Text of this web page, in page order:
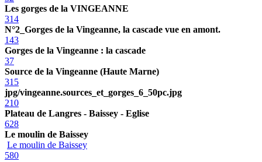
Les gorges de la VINGEANNE
314
N°2_Gorges de la Vingeanne, la cascade vue en amont.
143
Gorges de la Vingeanne : la cascade
37
Source de la Vingeanne (Haute Marne)
315
jpg/vingeanne.sources_et_gorges_6_50pc.jpg
210
Plateau de Langres - Baissey - Eglise
628
Le moulin de Baissey
Le moulin de Baissey
580